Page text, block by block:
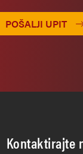
POŠALJI UPIT
Kontaktirajte